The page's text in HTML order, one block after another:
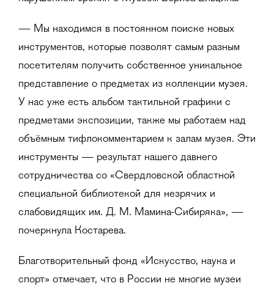
— Мы находимся в постоянном поиске новых
инструментов, которые позволят самым разным
посетителям получить собственное уникальное
представление о предметах из коллекции музея.
У нас уже есть альбом тактильной графики с
предметами экспозиции, также мы работаем над
объёмным тифлокомментарием к залам музея. Эти
инструменты — результат нашего давнего
сотрудничества со «Свердловской областной
специальной библиотекой для незрячих и
слабовидящих им. Д. М. Мамина-Сибиряка», —
почеркнула Костарева.
Благотворительный фонд «Искусство, наука и
спорт» отмечает, что в России не многие музеи